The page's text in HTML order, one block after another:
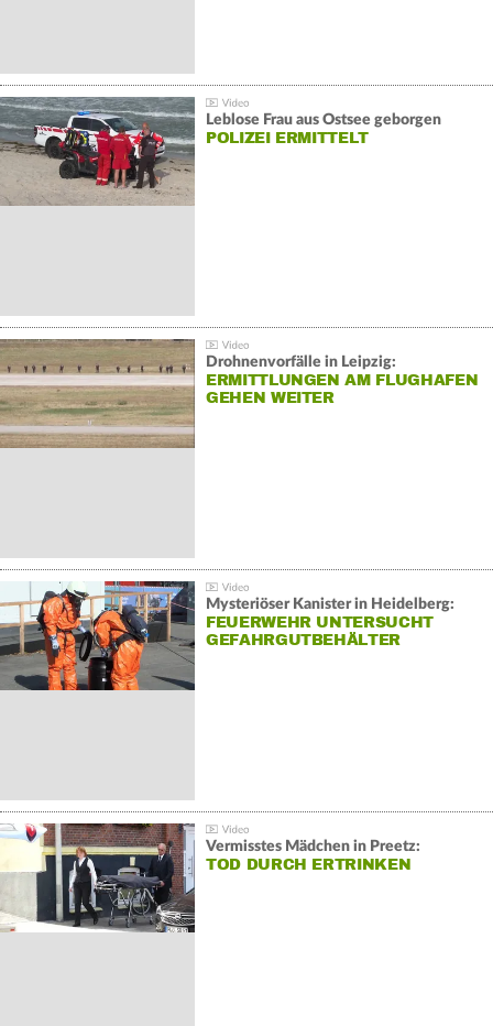
Leblose Frau aus Ostsee geborgen
POLIZEI ERMITTELT
Drohnenvorfälle in Leipzig:
ERMITTLUNGEN AM FLUGHAFEN
GEHEN WEITER
Mysteriöser Kanister in Heidelberg:
FEUERWEHR UNTERSUCHT
GEFAHRGUTBEHÄLTER
Vermisstes Mädchen in Preetz:
TOD DURCH ERTRINKEN